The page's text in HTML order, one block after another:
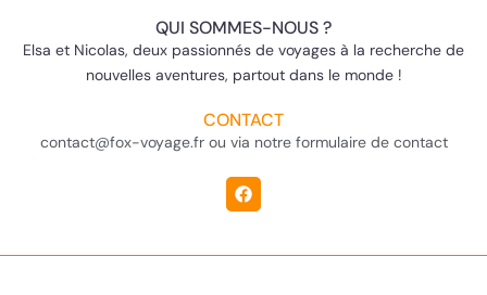
QUI SOMMES-NOUS ?
Elsa et Nicolas, deux passionnés de voyages à la recherche de
nouvelles aventures, partout dans le monde !
CONTACT
contact@fox-voyage.fr ou via notre formulaire de contact